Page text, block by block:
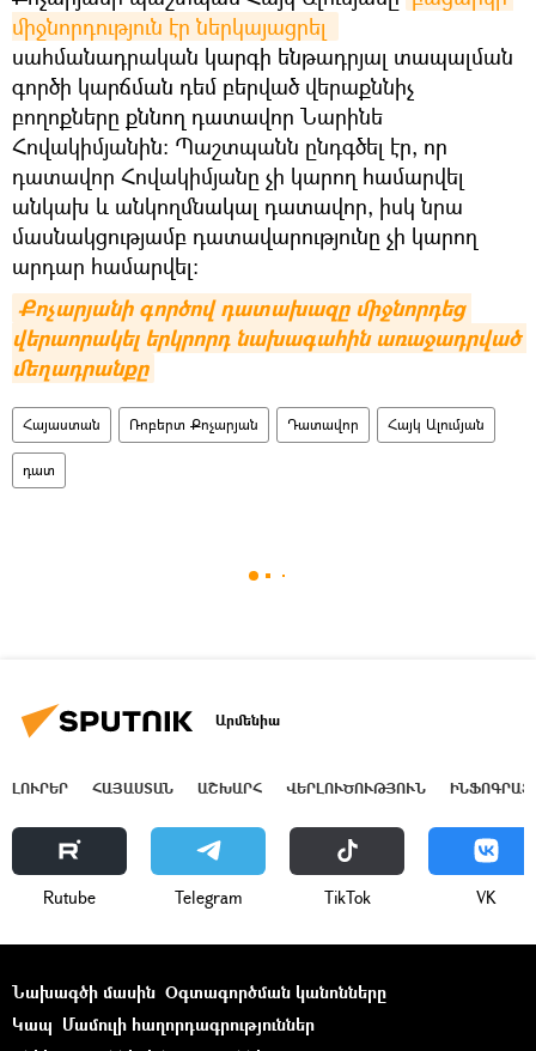
սահմանադրական կարգի ենթադրյալ տապալման
գործի կարճման դեմ բերված վերաքննիչ
բողոքները քննող դատավոր Նարինե
Հովակիմյանին։ Պաշտպանն ընդգծել էր, որ
դատավոր Հովակիմյանը չի կարող համարվել
անկախ և անկողմնակալ դատավոր, իսկ նրա
մասնակցությամբ դատավարությունը չի կարող
արդար համարվել։
Քոչարյանի գործով դատախազը միջնորդեց
վերաորակել երկրորդ նախագահին առաջադրված
մեղադրանքը
Հայաստան Ռոբերտ Քոչարյան Դատավոր Հայկ Ալումյան
դատ
Արմենիա
ԼՈՒՐԵՐ ՀԱՅԱՍՏԱՆ ԱՇԽԱՐՀ ՎԵՐԼՈՒԾՈՒԹՅՈՒՆ
Rutube Telegram ТikТоk VK
Նախագծի մասին Օգտագործման կանոնները
Կապ Մամուլի հաղորդագրություններ